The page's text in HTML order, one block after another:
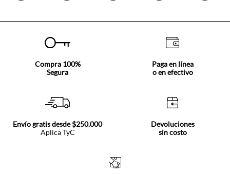
Compra 100%
Segura
Paga en línea
o en efectivo
Envío gratis desde $250.000
Aplica TyC
Devoluciones
sin costo